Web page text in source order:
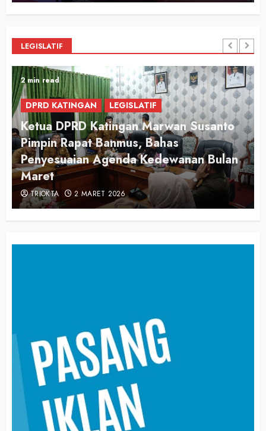
LEGISLATIF
2 min read
DPRD KATINGAN LEGISLATIF
Ketua DPRD Katingan Marwan Susanto
Pimpin Rapat Banmus, Bahas
Penyesuaian Agenda Kedewanan Bulan
Maret
TRIOKTA 2 MARET 2026